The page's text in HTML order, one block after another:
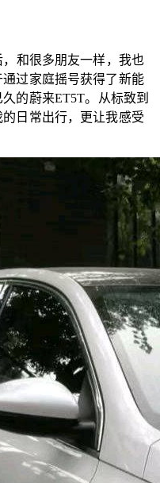
和很多朋友一样，我也
过家庭摇号获得了新能
的蔚来ET5T。从标致到
日常出行，更让我感受